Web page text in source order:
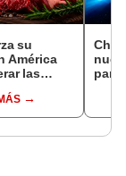
su
América
las
por
millones
para